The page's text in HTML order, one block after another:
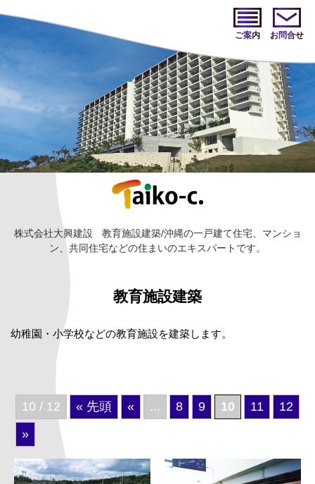
ご案内 お問合せ
株式会社大興建設
教育施設建築/沖縄の一戸建て住宅、マンショ
ン、共同住宅などの住まいのエキスパートです。
教育施設建築
幼稚園・小学校などの教育施設を建築します。
10 / 12 « 先頭 « ... 8 9 10 11
12
»